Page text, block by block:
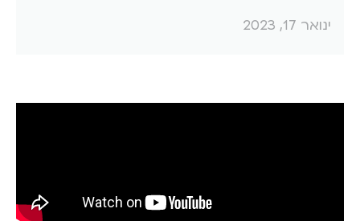
ינואר 17, 2023